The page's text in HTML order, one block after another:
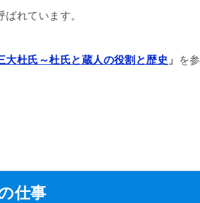
れています。
大杜氏～杜氏と蔵人の役割と歴史 」
を参
仕事